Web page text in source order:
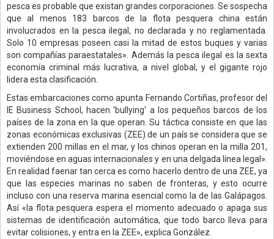
pesca es probable que existan grandes corporaciones. Se sospecha
que al menos 183 barcos de la flota pesquera china están
involucrados en la pesca ilegal, no declarada y no reglamentada.
Solo 10 empresas poseen casi la mitad de estos buques y varias
son compañías paraestatales». Además la pesca ilegal es la sexta
economía criminal más lucrativa, a nivel global, y el gigante rojo
lidera esta clasificación.
Estas embarcaciones como apunta Fernando Cortiñas, profesor del
IE Business School, hacen 'bullying' a los pequeños barcos de los
países de la zona en la que operan. Su táctica consiste en que las
zonas económicas exclusivas (ZEE) de un país se considera que se
extienden 200 millas en el mar, y los chinos operan en la milla 201,
moviéndose en aguas internacionales y en una delgada línea legal».
En realidad faenar tan cerca es como hacerlo dentro de una ZEE, ya
que las especies marinas no saben de fronteras, y esto ocurre
incluso con una reserva marina esencial como la de las Galápagos.
Así «la flota pesquera espera el momento adecuado o apaga sus
sistemas de identificación automática, que todo barco lleva para
evitar colisiones, y entra en la ZEE», explica González.